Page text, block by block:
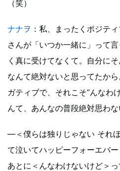
（笑）
ナナヲ ：私、まったくポジテ
さんが「いつか一緒に」って
く真に受けてなくて。自分に
なんて絶対ないと思ってたか
ガティブで、それこそ“んなわ
んて、あんなの普段絶対思わな
―＜僕らは独りじゃない それ
て泣いてハッピーフォーエバ
あとに＜んなわけないけど＞っ